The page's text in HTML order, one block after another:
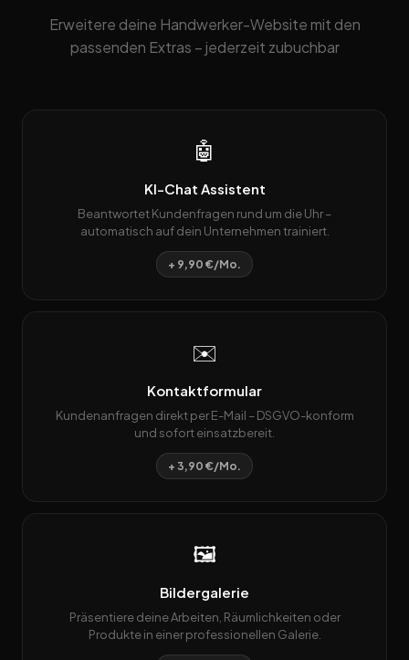
Erweitere deine Handwerker-Website mit den
passenden Extras – jederzeit zubuchbar
🤖
KI-Chat Assistent
Beantwortet Kundenfragen rund um die Uhr –
automatisch auf dein Unternehmen trainiert.
+ 9,90 €/Mo.
✉️
Kontaktformular
Kundenanfragen direkt per E-Mail – DSGVO-konform
und sofort einsatzbereit.
+ 3,90 €/Mo.
🖼️
Bildergalerie
Präsentiere deine Arbeiten, Räumlichkeiten oder
Produkte in einer professionellen Galerie.